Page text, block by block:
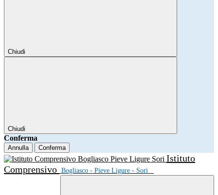
Chiudi
Chiudi
Conferma
Annulla Conferma
Istituto
Comprensivo Bogliasco - Pieve Ligure - Sori